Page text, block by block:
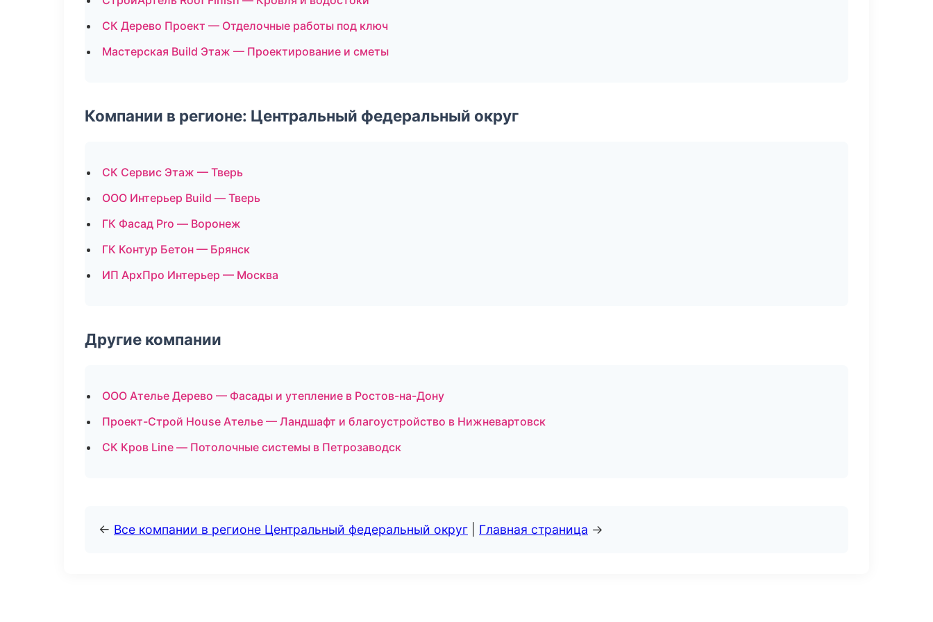
СК Дерево Проект — Отделочные работы под ключ
Мастерская Build Этаж — Проектирование и сметы
Компании в регионе: Центральный федеральный округ
СК Сервис Этаж — Тверь
ООО Интерьер Build — Тверь
ГК Фасад Pro — Воронеж
ГК Контур Бетон — Брянск
ИП АрхПро Интерьер — Москва
Другие компании
ООО Ателье Дерево — Фасады и утепление в Ростов-на-Дону
Проект-Строй House Ателье — Ландшафт и благоустройство в Нижневартовск
СК Кров Line — Потолочные системы в Петрозаводск
← Все компании в регионе Центральный федеральный округ Главная страница →